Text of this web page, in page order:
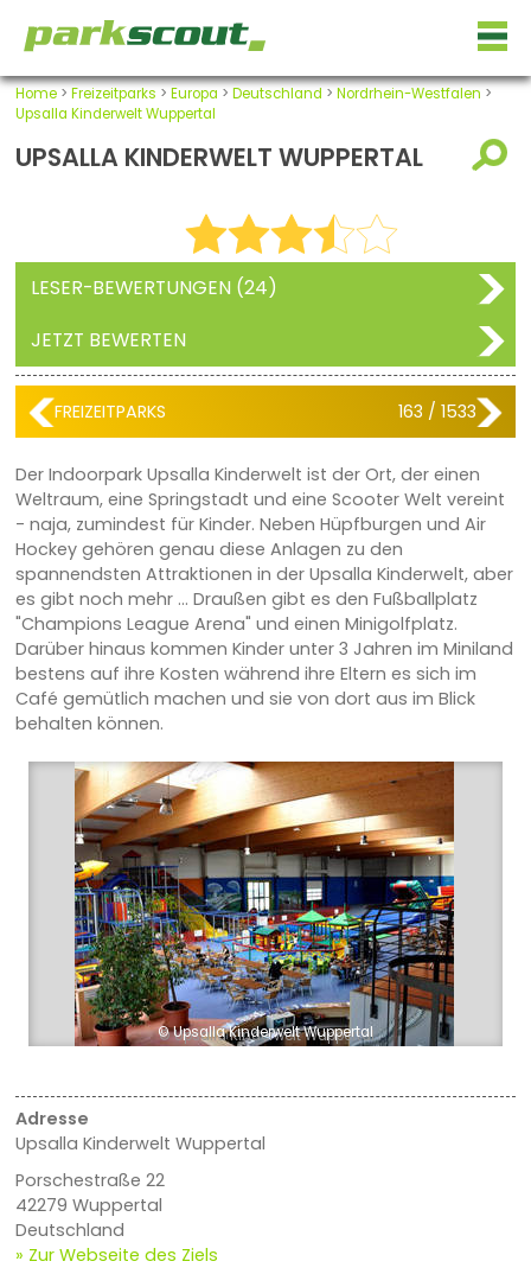
Home> Freizeitparks > Europa > Deutschland > Nordrhein-Westfalen >
Upsalla Kinderwelt Wuppertal
UPSALLA KINDERWELT WUPPERTAL
LESER-BEWERTUNGEN (24)
JETZT BEWERTEN
FREIZEITPARKS 163 / 1533
Der Indoorpark Upsalla Kinderwelt ist der Ort, der einen
Weltraum, eine Springstadt und eine Scooter Welt vereint
- naja, zumindest für Kinder. Neben Hüpfburgen und Air
Hockey gehören genau diese Anlagen zu den
spannendsten Attraktionen in der Upsalla Kinderwelt, aber
es gibt noch mehr ... Draußen gibt es den Fußballplatz
"Champions League Arena" und einen Minigolfplatz.
Darüber hinaus kommen Kinder unter 3 Jahren im Miniland
bestens auf ihre Kosten während ihre Eltern es sich im
Café gemütlich machen und sie von dort aus im Blick
behalten können.
© Upsalla Kinderwelt Wuppertal
Adresse
Upsalla Kinderwelt Wuppertal
Porschestraße 22
42279 Wuppertal
Deutschland
» Zur Webseite des Ziels